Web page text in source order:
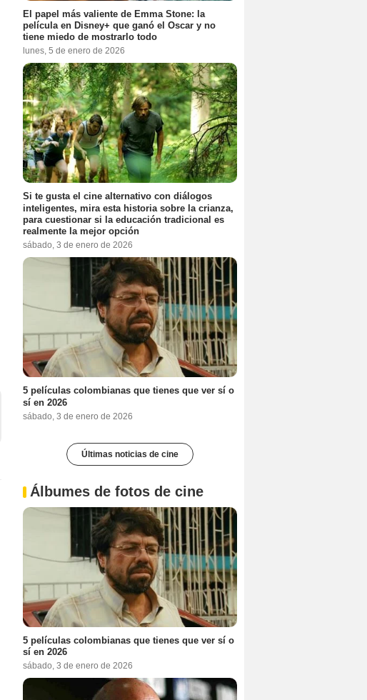
El papel más valiente de Emma Stone: la
película en Disney+ que ganó el Oscar y no
tiene miedo de mostrarlo todo
lunes, 5 de enero de 2026
Si te gusta el cine alternativo con diálogos
inteligentes, mira esta historia sobre la crianza,
para cuestionar si la educación tradicional es
realmente la mejor opción
sábado, 3 de enero de 2026
5 películas colombianas que tienes que ver sí o
sí en 2026
sábado, 3 de enero de 2026
Últimas noticias de cine
Álbumes de fotos de cine
5 películas colombianas que tienes que ver sí o
sí en 2026
sábado, 3 de enero de 2026